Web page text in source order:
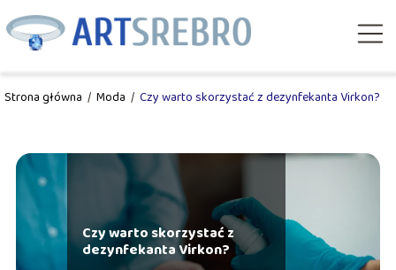
Strona główna / Moda / Czy warto skorzystać z dezynfekanta Virkon?
Czy warto skorzystać z
dezynfekanta Virkon?